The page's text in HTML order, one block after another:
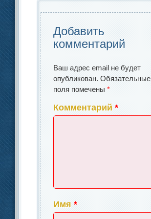
o
k
ть
Добавить
комментарий
Ваш адрес email не будет
опубликован. Обязательные
поля помечены*
Комментарий*
Имя*